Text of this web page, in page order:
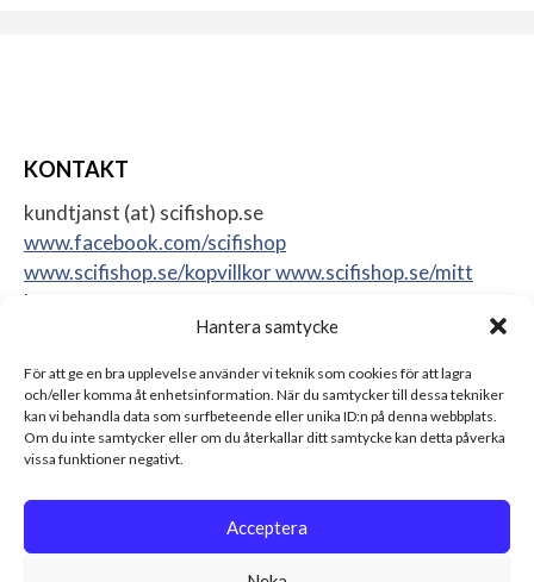
Hantera samtycke
För att ge en bra upplevelse använder vi teknik som cookies för att lagra
och/eller komma åt enhetsinformation. När du samtycker till dessa tekniker
kan vi behandla data som surfbeteende eller unika ID:n på denna webbplats.
Om du inte samtycker eller om du återkallar ditt samtycke kan detta påverka
vissa funktioner negativt.
Acceptera
KONTAKT
kundtjanst (at) scifishop.se
www.facebook.com/scifishop
www.scifishop.se/kopvillkorwww.scifishop.se/mitt
konto
17562 Järfälla
Sweden